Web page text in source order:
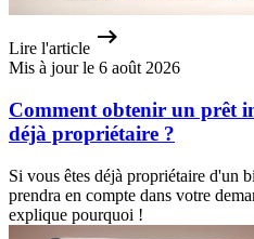
Lire l'article
Mis à jour le 6 août 2026
Comment obtenir un prêt
déjà propriétaire ?
Si vous êtes déjà propriétaire d'un
prendra en compte dans votre
explique pourquoi !